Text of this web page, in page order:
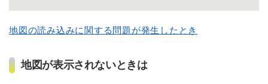
地図の読み込みに関する問題が発生したとき
地図が表示されないときは